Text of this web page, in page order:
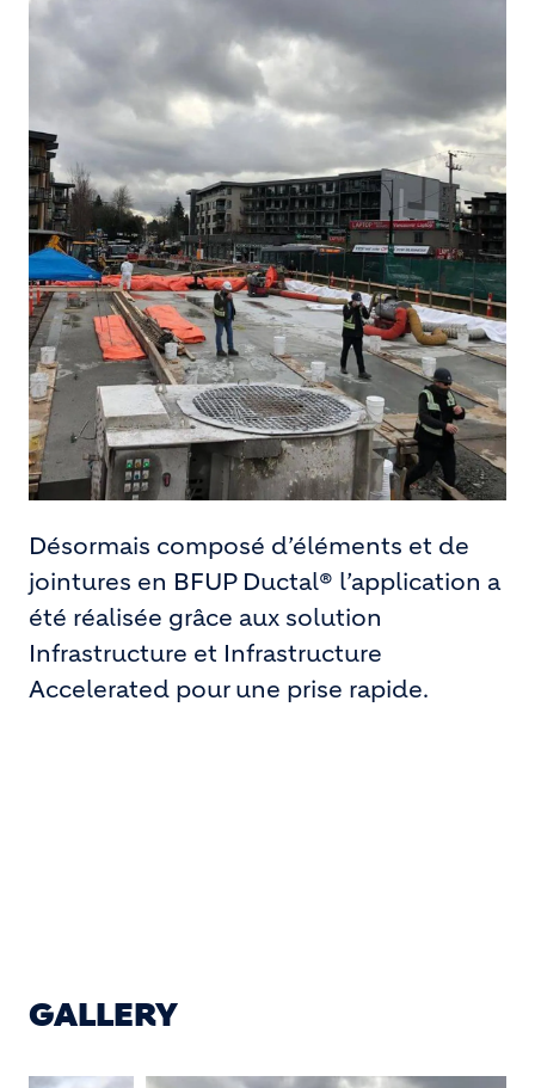
Désormais composé d’éléments et de
jointures en BFUP Ductal® l’application a
été réalisée grâce aux solution
Infrastructure et Infrastructure
Accelerated pour une prise rapide.
GALLERY